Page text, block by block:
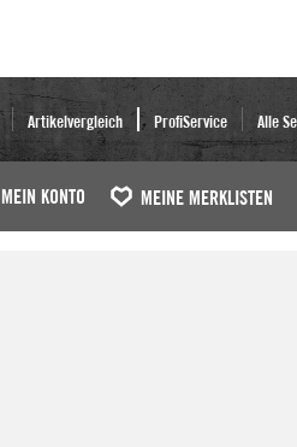
Artikelvergleich ProfiService Alle
MEIN KONTO MEINE MERKLISTEN